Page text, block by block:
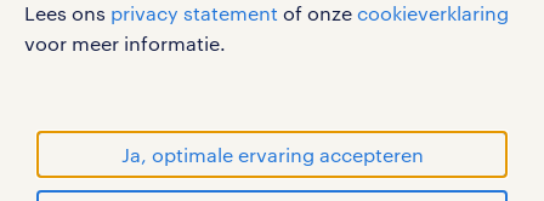
Lees ons privacy statement of onze cookieverklaring
voor meer informatie.
Ja, optimale ervaring accepteren
werken bij randstad
disclaimer